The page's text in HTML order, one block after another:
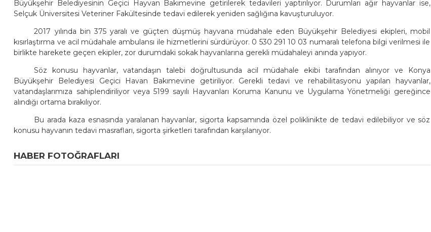
Büyükşehir Belediyesinin Geçici Hayvan Bakımevine getirilerek tedavileri yaptırılıyor. Durumları ağır hayvanlar ise,
Selçuk Üniversitesi Veteriner Fakültesinde tedavi edilerek yeniden sağlığına kavuşturuluyor.
2017 yılında bin 375 yaralı ve güçten düşmüş hayvana müdahale eden Büyükşehir Belediyesi ekipleri, mobil
kısırlaştırma ve acil müdahale ambulansı ile hizmetlerini sürdürüyor. 0 530 291 10 03 numaralı telefona bilgi verilmesi ile
birlikte harekete geçen ekipler, zor durumdaki sokak hayvanlarına gerekli müdahaleyi anında yapıyor.
Söz konusu hayvanlar, vatandaşın talebi doğrultusunda acil müdahale ekibi tarafından alınıyor ve Konya
Büyükşehir Belediyesi Geçici Havan Bakımevine getiriliyor. Gerekli tedavi ve rehabilitasyonu yapılan hayvanlar,
vatandaşlarımıza sahiplendiriliyor veya 5199 sayılı Hayvanları Koruma Kanunu ve Uygulama Yönetmeliği gereğince
alındığı ortama bırakılıyor.
Bu arada kaza esnasında yaralanan hayvanlar, sigorta kapsamında özel poliklinikte de tedavi edilebiliyor ve söz
konusu hayvanın tedavi masrafları, sigorta şirketleri tarafından karşılanıyor.
HABER FOTOĞRAFLARI